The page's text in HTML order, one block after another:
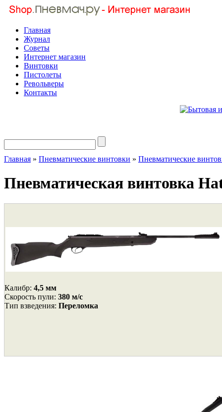
Главная
Журнал
Советы
Интернет магазин
Винтовки
Пистолеты
Револьверы
Контакты
Главная » Пневматические винтовки » Пневматические
Пневматическая винтовка
Калибр: 4,5 мм
Cкорость пули: 380 м/с
Тип взведения: Переломка